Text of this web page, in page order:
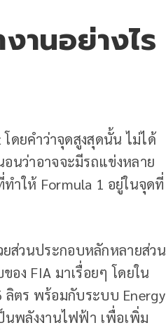
านอย่างไร
ดยคำว่าจุดสูงสุดนั้น ไม่ได้
อนว่าอาจจะมีรถแข่งหลาย
ทำให้ Formula 1 อยู่ในจุดที่
ส่วนประกอบหลักหลายส่วน
ง FIA มาเรื่อยๆ โดยใน
ลิตร พร้อมกับระบบ Energy
นพลังงานไฟฟ้า เพื่อเพิ่ม